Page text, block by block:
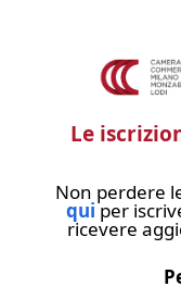
Le
Non perdere
quiper
ricevere